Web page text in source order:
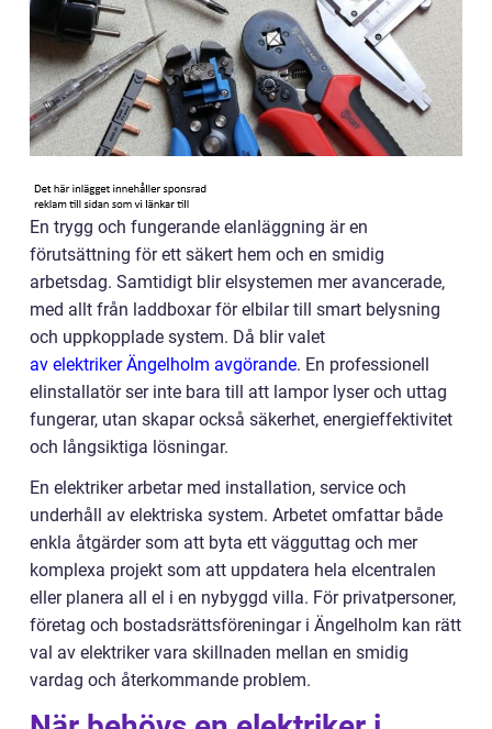
En trygg och fungerande elanläggning är en
förutsättning för ett säkert hem och en smidig
arbetsdag. Samtidigt blir elsystemen mer avancerade,
med allt från laddboxar för elbilar till smart belysning
och uppkopplade system. Då blir valet
av elektriker Ängelholm avgörande. En professionell
elinstallatör ser inte bara till att lampor lyser och uttag
fungerar, utan skapar också säkerhet, energieffektivitet
och långsiktiga lösningar.
En elektriker arbetar med installation, service och
underhåll av elektriska system. Arbetet omfattar både
enkla åtgärder som att byta ett vägguttag och mer
komplexa projekt som att uppdatera hela elcentralen
eller planera all el i en nybyggd villa. För privatpersoner,
företag och bostadsrättsföreningar i Ängelholm kan rätt
val av elektriker vara skillnaden mellan en smidig
vardag och återkommande problem.